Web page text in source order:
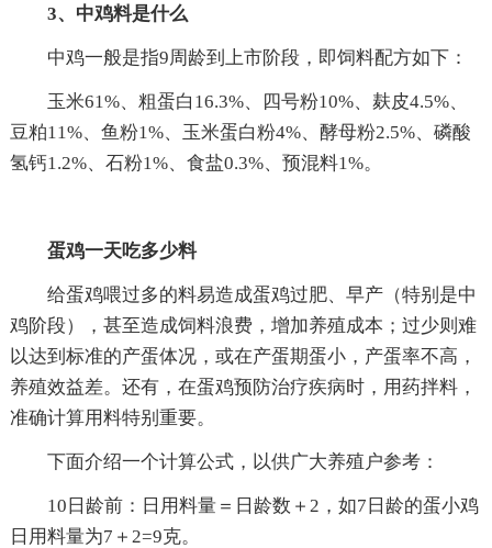
3、中鸡料是什么
中鸡一般是指9周龄到上市阶段，即饲料配方如下：
玉米61%、粗蛋白16.3%、四号粉10%、麸皮4.5%、
豆粕11%、鱼粉1%、玉米蛋白粉4%、酵母粉2.5%、磷酸
氢钙1.2%、石粉1%、食盐0.3%、预混料1%。
蛋鸡一天吃多少料
给蛋鸡喂过多的料易造成蛋鸡过肥、早产（特别是中
鸡阶段），甚至造成饲料浪费，增加养殖成本；过少则难
以达到标准的产蛋体况，或在产蛋期蛋小，产蛋率不高，
养殖效益差。还有，在蛋鸡预防治疗疾病时，用药拌料，
准确计算用料特别重要。
下面介绍一个计算公式，以供广大养殖户参考：
10日龄前：日用料量＝日龄数＋2，如7日龄的蛋小鸡
日用料量为7＋2=9克。